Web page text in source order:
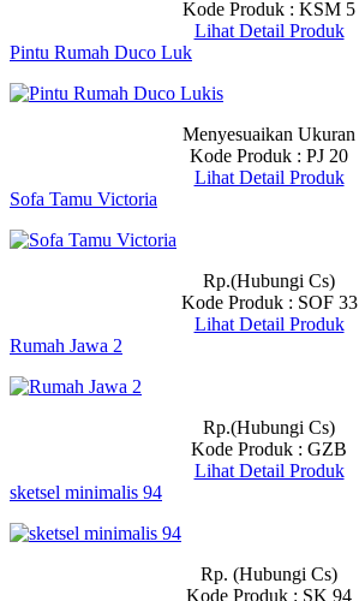
Kode Produk : KSM 5
Lihat Detail Produk
Pintu Rumah Duco Luk
Menyesuaikan Ukuran
Kode Produk : PJ 20
Lihat Detail Produk
Sofa Tamu Victoria
Rp.(Hubungi Cs)
Kode Produk : SOF 33
Lihat Detail Produk
Rumah Jawa 2
Rp.(Hubungi Cs)
Kode Produk : GZB
Lihat Detail Produk
sketsel minimalis 94
Rp. (Hubungi Cs)
Kode Produk : SK 94